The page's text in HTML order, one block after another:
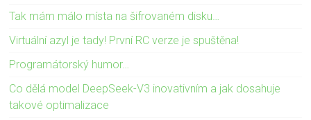
Tak mám málo místa na šifrovaném disku…
Virtuální azyl je tady! První RC verze je spuštěna!
Programátorský humor…
Co dělá model DeepSeek-V3 inovativním a jak dosahuje
takové optimalizace